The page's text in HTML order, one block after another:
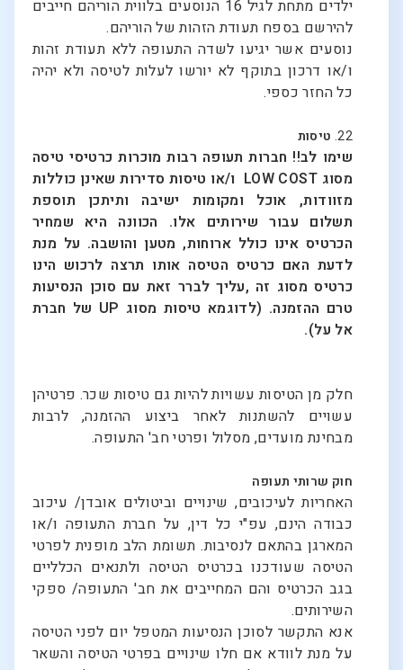
ילדים מתחת לגיל 16 הנוסעים בלווית הוריהם חייבים
להירשם בספח תעודת הזהות של הוריהם.
נוסעים אשר יגיעו לשדה התעופה ללא תעודת זהות
ו/או דרכון בתוקף לא יורשו לעלות לטיסה ולא יהיה
כל החזר כספי.
22. טיסות
שימו לב!! חברות תעופה רבות מוכרות כרטיסי טיסה
מסוג LOW COST ו/או טיסות סדירות שאינן כוללות
מזוודות, אוכל ומקומות ישיבה ותיתכן תוספת
תשלום עבור שירותים אלו. הכוונה היא שמחיר
הכרטיס אינו כולל ארוחות, מטען והושבה. על מנת
לדעת האם כרטיס הטיסה אותו תרצה לרכוש הינו
כרטיס מסוג זה ,עליך לברר זאת עם סוכן הנסיעות
טרם ההזמנה. (לדוגמא טיסות מסוג UP של חברת
אל על).
חלק מן הטיסות עשויות להיות גם טיסות שכר. פרטיהן
עשויים להשתנות לאחר ביצוע ההזמנה, לרבות
מבחינת מועדים, מסלול ופרטי חב' התעופה.
חוק שרותי תעופה
האחריות לעיכובים, שינויים וביטולים אובדן/ עיכוב
כבודה הינם, עפ"י כל דין, על חברת התעופה ו/או
המארגן בהתאם לנסיבות. תשומת הלב מופנית לפרטי
הטיסה שעודכנו בכרטיס הטיסה ולתנאים הכלליים
בגב הכרטיס והם המחייבים את חב' התעופה/ ספקי
השירותים.
אנא התקשר לסוכן הנסיעות המטפל יום לפני הטיסה
על מנת לוודא אם חלו שינויים בפרטי הטיסה והשאר